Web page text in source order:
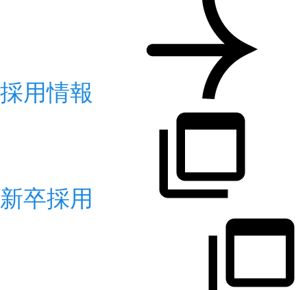
採用情報
新卒採用